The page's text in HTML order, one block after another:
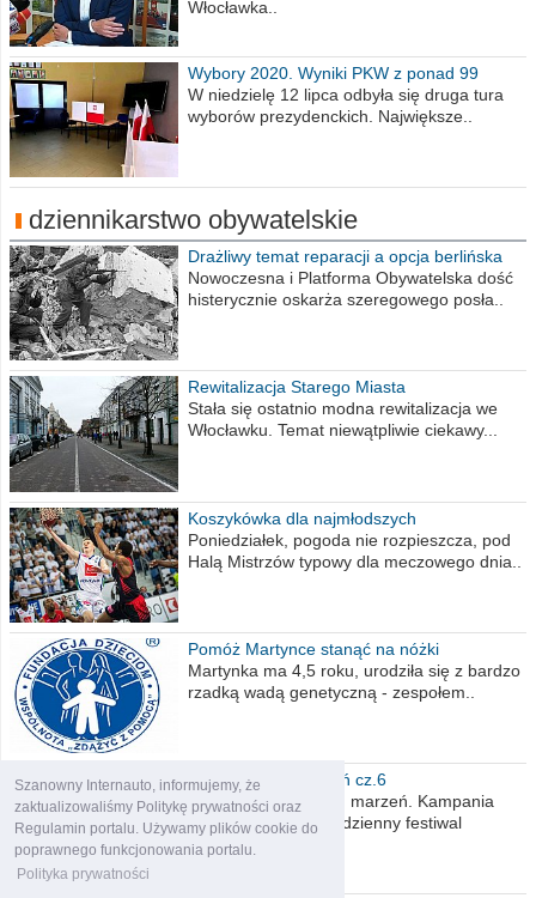
Szanowny Internauto, informujemy, że
zaktualizowaliśmy Politykę prywatności oraz
Regulamin portalu. Używamy plików cookie do
poprawnego funkcjonowania portalu.
Polityka prywatności
Włocławka..
Wybory 2020. Wyniki PKW z ponad 99
procent obwodów
W niedzielę 12 lipca odbyła się druga tura
wyborów prezydenckich. Największe..
dziennikarstwo obywatelskie
Drażliwy temat reparacji a opcja berlińska
Nowoczesna i Platforma Obywatelska dość
histerycznie oskarża szeregowego posła..
Rewitalizacja Starego Miasta
Stała się ostatnio modna rewitalizacja we
Włocławku. Temat niewątpliwie ciekawy...
Koszykówka dla najmłodszych
Poniedziałek, pogoda nie rozpieszcza, pod
Halą Mistrzów typowy dla meczowego dnia..
Pomóż Martynce stanąć na nóżki
Martynka ma 4,5 roku, urodziła się z bardzo
rzadką wadą genetyczną - zespołem..
Polska moich marzeń cz.6
Nadszedł kres moich marzeń. Kampania
wyborcza czyli niecodzienny festiwal
obietnic,..